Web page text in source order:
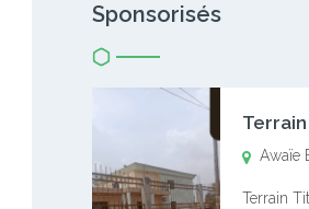
Sponsorisés
Awaïe
Terrain